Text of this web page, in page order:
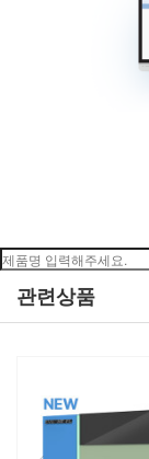
관련상품